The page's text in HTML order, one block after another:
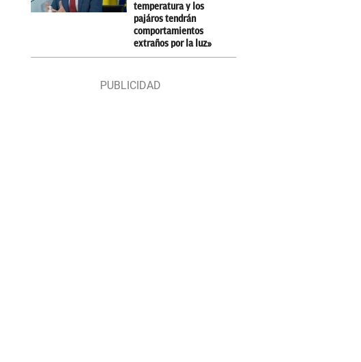
temperatura y los
pajáros tendrán
comportamientos
extraños por la luz»